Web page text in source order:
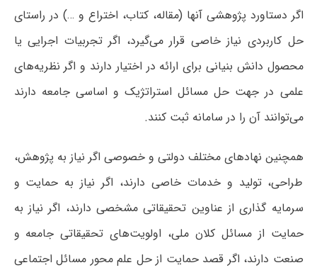
اگر دستاورد پژوهشی آنها (مقاله، کتاب، اختراع و …) در راستای
حل کاربردی نیاز خاصی قرار می‌گیرد، اگر تجربیات اجرایی یا
محصول دانش بنیانی برای ارائه در اختیار دارند و اگر نظریه‌های
علمی در جهت حل مسائل استراتژیک و اساسی جامعه دارند
می‌توانند آن را در سامانه ثبت کنند.
همچنین نهادهای مختلف دولتی و خصوصی اگر نیاز به پژوهش،
طراحی، تولید و خدمات خاصی دارند، اگر نیاز به حمایت و
سرمایه گذاری از عناوین تحقیقاتی مشخصی دارند، اگر نیاز به
حمایت از مسائل کلان ملی، اولویت‌های تحقیقاتی جامعه و
صنعت دارند، اگر قصد حمایت از حل علم محور مسائل اجتماعی